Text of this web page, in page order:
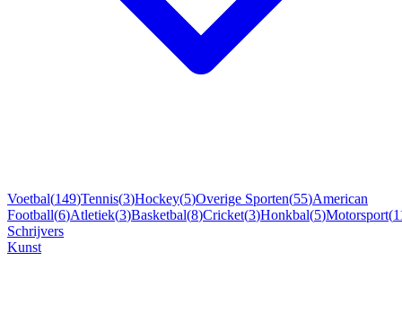
Voetbal(149)Tennis(3)Hockey(5)Overige Sporten(55)American
Football(6)Atletiek(3)Basketbal(8)Cricket(3)Honkbal(5)Motorsport(
Schrijvers
Kunst